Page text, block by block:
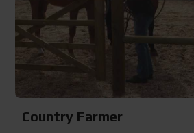
Country Farmer